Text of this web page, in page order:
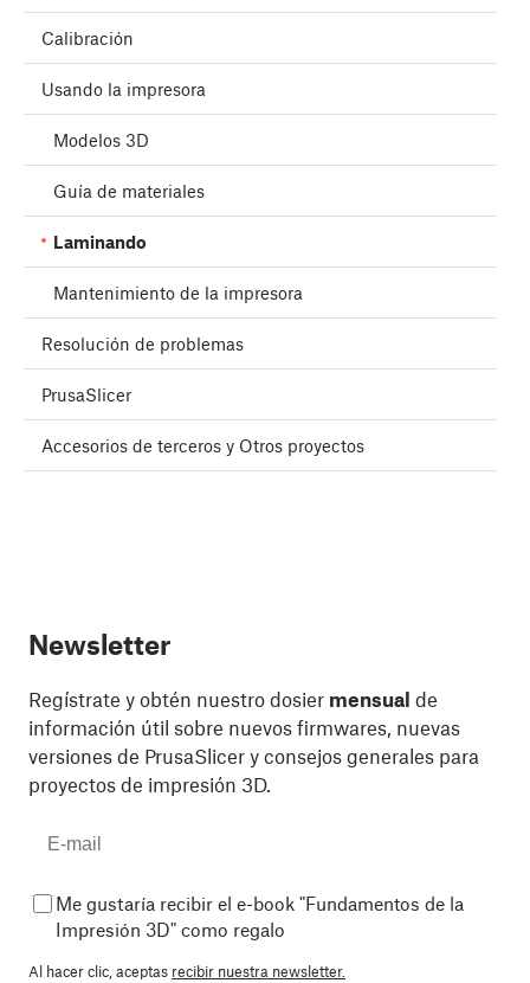
Calibración
Usando la impresora
Modelos 3D
Guía de materiales
Laminando
Mantenimiento de la impresora
Resolución de problemas
PrusaSlicer
Accesorios de terceros y Otros proyectos
Newsletter
Regístrate y obtén nuestro dosier mensual de
información útil sobre nuevos firmwares, nuevas
versiones de PrusaSlicer y consejos generales para
proyectos de impresión 3D.
Me gustaría recibir el e-book "Fundamentos de la
Impresión 3D" como regalo
Al hacer clic, aceptas recibir nuestra newsletter.